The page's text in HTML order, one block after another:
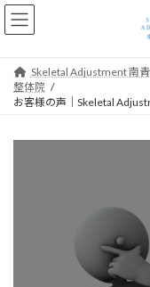
コ
ン
ナ
ビ
Skeletal Adjustment 南
整体院
お客様の声｜Skeletal